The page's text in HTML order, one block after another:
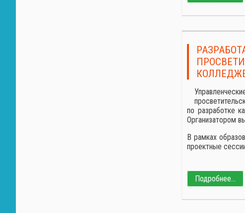
по разработке
Организатором
В рамках
проектные
Подробнее...